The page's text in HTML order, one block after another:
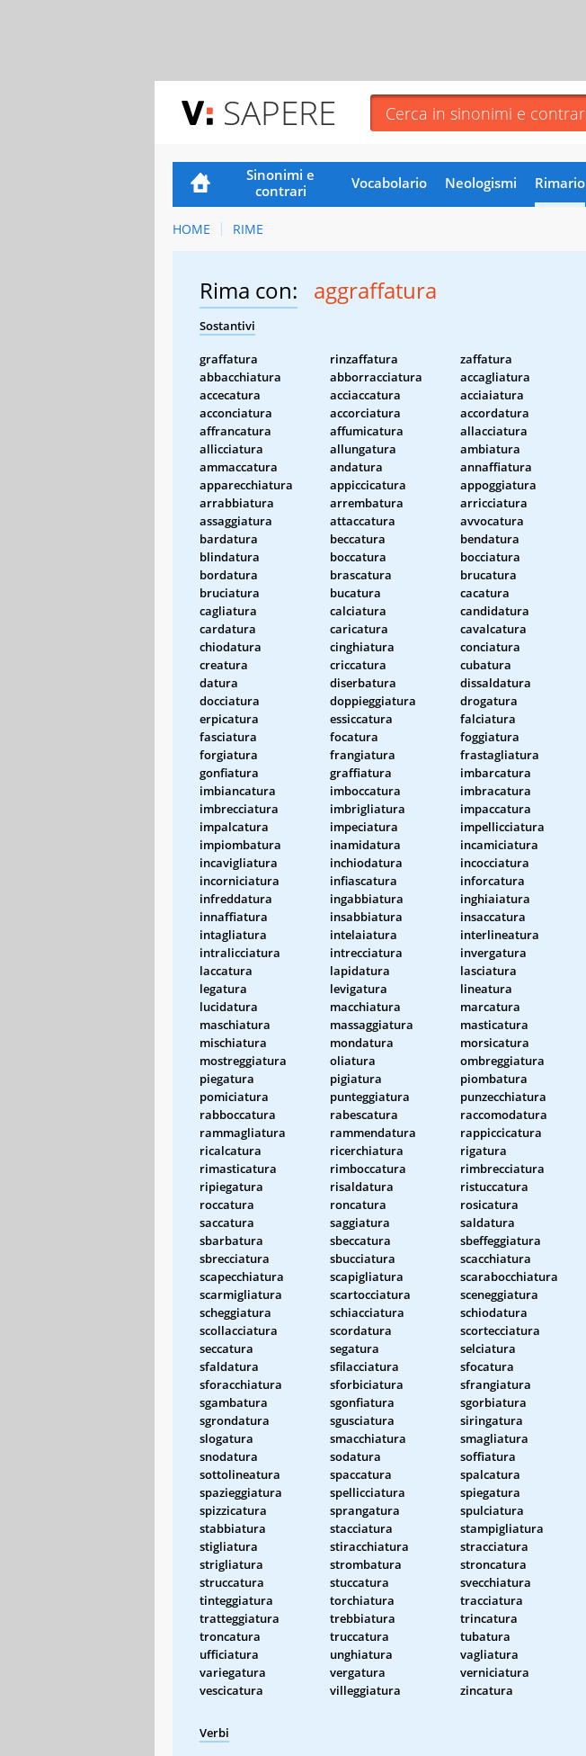
SAPERE
Sinonimi e
contrari
Vocabolario Neologismi Rimario
HOME RIME
Rima con: aggraffatura
Sostantivi
graffatura rinzaffatura zaffatura
abbacchiatura
abborracciatura accagliatura
accecatura
acciaccatura acciaiatura
acconciatura
accorciatura accordatura
affrancatura
affumicatura allacciatura
allicciatura
allungatura ambiatura
ammaccatura
andatura annaffiatura
apparecchiatura
appiccicatura appoggiatura
arrabbiatura
arrembatura arricciatura
assaggiatura
attaccatura avvocatura
bardatura
beccatura bendatura
blindatura
boccatura bocciatura
bordatura
brascatura brucatura
bruciatura
bucatura cacatura
cagliatura
calciatura candidatura
cardatura
caricatura cavalcatura
chiodatura
cinghiatura conciatura
creatura
criccatura cubatura
datura
diserbatura dissaldatura
docciatura
doppieggiatura drogatura
erpicatura
essiccatura falciatura
fasciatura
focatura foggiatura
forgiatura
frangiatura frastagliatura
gonfiatura
graffiatura imbarcatura
imbiancatura
imboccatura imbracatura
imbrecciatura
imbrigliatura impaccatura
impalcatura
impeciatura impellicciatura
impiombatura
inamidatura incamiciatura
incavigliatura
inchiodatura incocciatura
incorniciatura
infiascatura inforcatura
infreddatura
ingabbiatura inghiaiatura
innaffiatura
insabbiatura insaccatura
intagliatura
intelaiatura interlineatura
intralicciatura
intrecciatura invergatura
laccatura
lapidatura lasciatura
legatura
levigatura lineatura
lucidatura
macchiatura marcatura
maschiatura
massaggiatura masticatura
mischiatura
mondatura morsicatura
mostreggiatura
oliatura ombreggiatura
piegatura
pigiatura piombatura
pomiciatura
punteggiatura punzecchiatura
rabboccatura
rabescatura raccomodatura
rammagliatura
rammendatura rappiccicatura
ricalcatura
ricerchiatura rigatura
rimasticatura
rimboccatura rimbrecciatura
ripiegatura
risaldatura ristuccatura
roccatura
roncatura rosicatura
saccatura
saggiatura saldatura
sbarbatura
sbeccatura sbeffeggiatura
sbrecciatura
sbucciatura scacchiatura
scapecchiatura
scapigliatura scarabocchiatura
scarmigliatura
scartocciatura sceneggiatura
scheggiatura
schiacciatura schiodatura
scollacciatura
scordatura scortecciatura
seccatura
segatura selciatura
sfaldatura
sfilacciatura sfocatura
sforacchiatura
sforbiciatura sfrangiatura
sgambatura
sgonfiatura sgorbiatura
sgrondatura
sgusciatura siringatura
slogatura
smacchiatura smagliatura
snodatura
sodatura soffiatura
sottolineatura
spaccatura spalcatura
spazieggiatura
spellicciatura spiegatura
spizzicatura
sprangatura spulciatura
stabbiatura
stacciatura stampigliatura
stigliatura
stiracchiatura stracciatura
strigliatura
strombatura stroncatura
struccatura
stuccatura svecchiatura
tinteggiatura
torchiatura tracciatura
tratteggiatura
trebbiatura trincatura
troncatura
truccatura tubatura
ufficiatura
unghiatura vagliatura
variegatura
vergatura verniciatura
vescicatura
villeggiatura zincatura
Verbi